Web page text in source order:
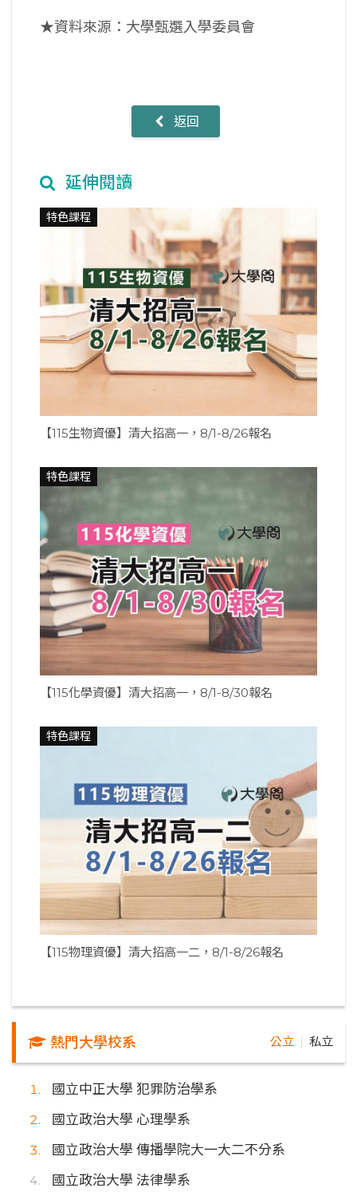
★資料來源：大學甄選入學委員會
返回
延伸閱讀
特色課程
【115生物資優】清大招高一，8/1-8/26報名
特色課程
【115化學資優】清大招高一，8/1-8/30報名
特色課程
【115物理資優】清大招高一二，8/1-8/26報名
熱門大學校系 公立 私立
國立中正大學 犯罪防治學系
國立政治大學 心理學系
國立政治大學 傳播學院大一大二不分系
國立政治大學 法律學系